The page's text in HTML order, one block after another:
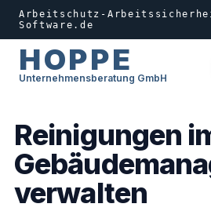
Arbeitschutz-
Software.de
HOPPE
Unternehmensberatung GmbH
Reinigungen
verwalten